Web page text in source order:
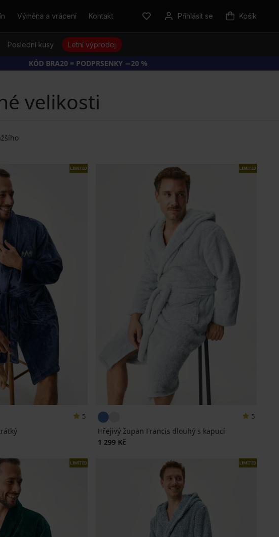
Výměna a vrácení Kontakt Přihlásit se Košík
Poslední kusy Letní výprodej
KÓD BRA20 = PODPRSENKY −20 %
velikosti
LIMITED
5
LIMITED
5
Hřejivý župan Francis dlouhý s kapucí
1 299 Kč
LIMITED LIMITED